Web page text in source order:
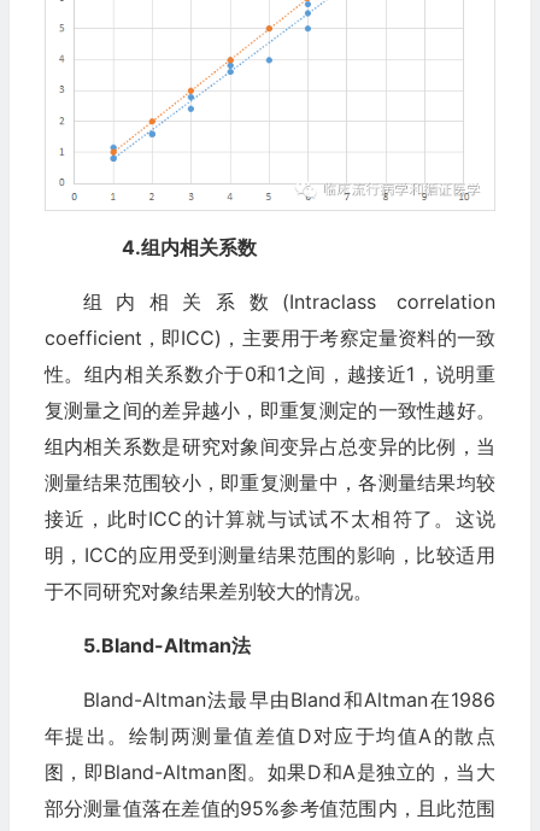
4.组内相关系数‍
组内相关系数(Intraclass correlation
coefficient，即ICC)，主要用于考察定量资料的一致
性。组内相关系数介于0和1之间，越接近1，说明重
复测量之间的差异越小，即重复测定的一致性越好。
组内相关系数是研究对象间变异占总变异的比例，当
测量结果范围较小，即重复测量中，各测量结果均较
接近，此时ICC的计算就与试试不太相符了。这说
明，ICC的应用受到测量结果范围的影响，比较适用
于不同研究对象结果差别较大的情况。
5.Bland-Altman法‍
Bland-Altman法最早由Bland和Altman在1986
年提出。绘制两测量值差值D对应于均值A的散点
图，即Bland-Altman图。如果D和A是独立的，当大
部分测量值落在差值的95%参考值范围内，且此范围